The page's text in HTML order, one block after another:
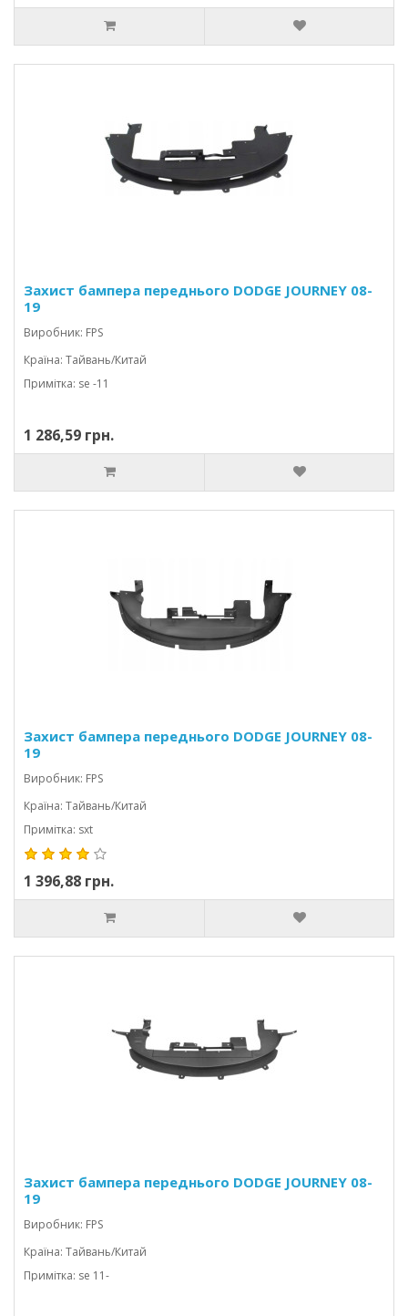
Захист бампера переднього DODGE JOURNEY 08-
19
Виробник: FPS
Країна: Тайвань/Китай
Примітка: se -11
1 286,59 грн.
Захист бампера переднього DODGE JOURNEY 08-
19
Виробник: FPS
Країна: Тайвань/Китай
Примітка: sxt
1 396,88 грн.
Захист бампера переднього DODGE JOURNEY 08-
19
Виробник: FPS
Країна: Тайвань/Китай
Примітка: se 11-